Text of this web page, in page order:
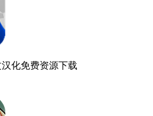
化免费资源下载